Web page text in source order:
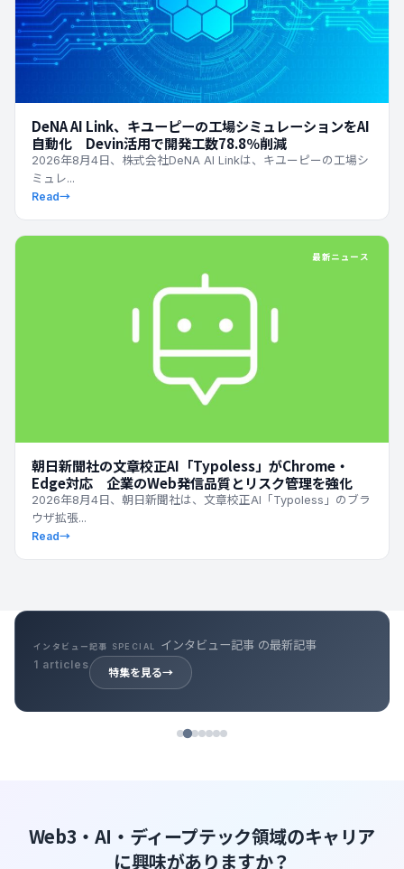
DeNA AI Link、キユーピーの工場シミュレーションをAI
自動化 Devin活用で開発工数78.8％削減
2026年8月4日、株式会社DeNA AI Linkは、キユーピーの工場シ
ミュレ...
Read→
最新ニュース
朝日新聞社の文章校正AI「Typoless」がChrome・
Edge対応 企業のWeb発信品質とリスク管理を強化
2026年8月4日、朝日新聞社は、文章校正AI「Typoless」のブラ
ウザ拡張...
Read→
プロジェクトリサーチ SPECIAL プロジェクトリサーチ の最新記事
348 articles
特集を見る →
Web3・AI・ディープテック領域のキャリア
に興味がありますか？